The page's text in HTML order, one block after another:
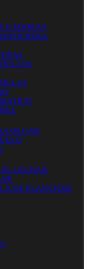
COLGAR
PLANCHAR
DE PLANCHAR